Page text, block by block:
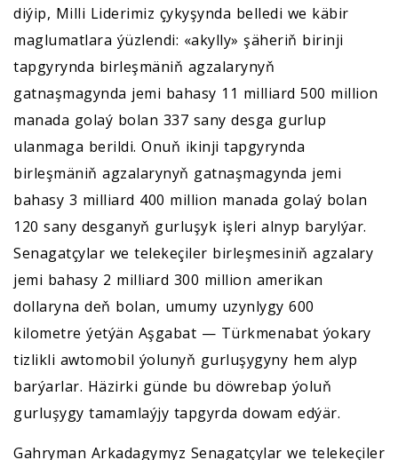
diýip, Milli Liderimiz çykyşynda belledi we käbir
maglumatlara ýüzlendi: «akylly» şäheriň birinji
tapgyrynda birleşmäniň agzalarynyň
gatnaşmagynda jemi bahasy 11 milliard 500 million
manada golaý bolan 337 sany desga gurlup
ulanmaga berildi. Onuň ikinji tapgyrynda
birleşmäniň agzalarynyň gatnaşmagynda jemi
bahasy 3 milliard 400 million manada golaý bolan
120 sany desganyň gurluşyk işleri alnyp barylýar.
Senagatçylar we telekeçiler birleşmesiniň agzalary
jemi bahasy 2 milliard 300 million amerikan
dollaryna deň bolan, umumy uzynlygy 600
kilometre ýetýän Aşgabat — Türkmenabat ýokary
tizlikli awtomobil ýolunyň gurluşygyny hem alyp
barýarlar. Häzirki günde bu döwrebap ýoluň
gurluşygy tamamlaýjy tapgyrda dowam edýär.
Gahryman Arkadagymyz Senagatçylar we telekeçiler